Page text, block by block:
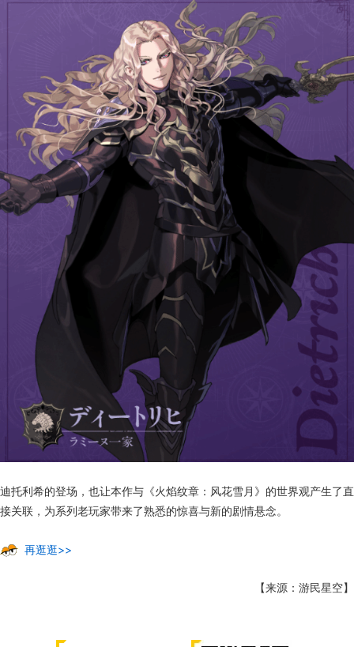
迪托利希的登场，也让本作与《火焰纹章：风花雪月》的世界观产生了直
接关联，为系列老玩家带来了熟悉的惊喜与新的剧情悬念。
再逛逛>>
【来源：游民星空】